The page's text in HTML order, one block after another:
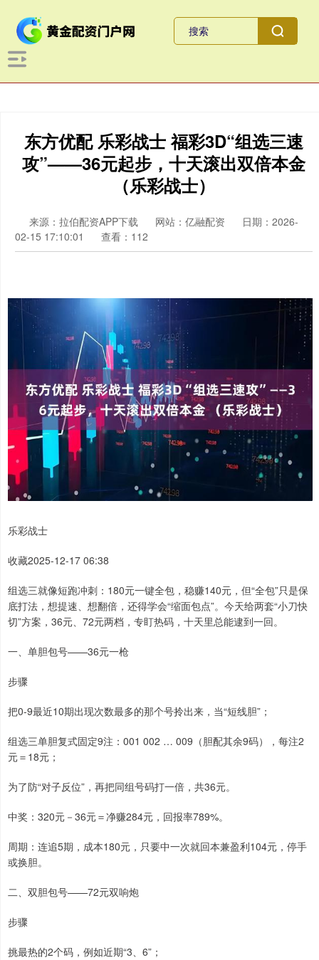
东方优配 乐彩战士 福彩3D“组选三速
攻”——36元起步，十天滚出双倍本金
（乐彩战士）
来源：拉伯配资APP下载 网站：亿融配资
日期：2026-
02-15 17:10:01
查看：112
乐彩战士
收藏2025-12-17 06:38
组选三就像短跑冲刺：180元一键全包，稳赚140元，但“全包”只是保
底打法，想提速、想翻倍，还得学会“缩面包点”。今天给两套“小刀快
切”方案，36元、72元两档，专盯热码，十天里总能逮到一回。
一、单胆包号——36元一枪
步骤
把0-9最近10期出现次数最多的那个号拎出来，当“短线胆”；
组选三单胆复式固定9注：001 002 … 009（胆配其余9码），每注2
元＝18元；
为了防“对子反位”，再把同组号码打一倍，共36元。
中奖：320元－36元＝净赚284元，回报率789%。
周期：连追5期，成本180元，只要中一次就回本兼盈利104元，停手
或换胆。
二、双胆包号——72元双响炮
步骤
挑最热的2个码，例如近期“3、6”；